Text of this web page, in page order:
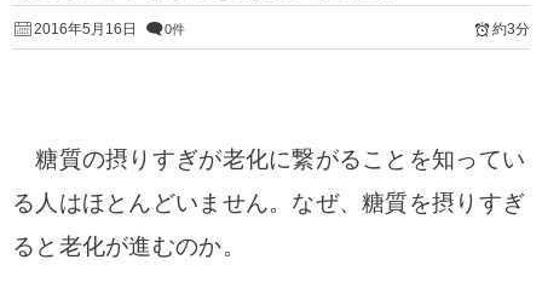
2016年5月16日 0件 約3分
糖質の摂りすぎが老化に繋がることを知ってい
る人はほとんどいません。 なぜ、糖質を摂りすぎ
ると老化が進むのか。